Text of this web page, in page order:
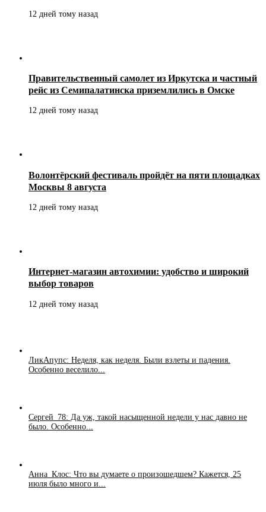
12 дней тому назад
Правительственный самолет из Иркутска и частный
рейс из Семипалатинска приземлились в Омске
12 дней тому назад
Волонтёрский фестиваль пройдёт на пяти площадках
Москвы 8 августа
12 дней тому назад
Интернет-магазин автохимии: удобство и широкий
выбор товаров
12 дней тому назад
ЛикАпупс: Неделя, как неделя. Были взлеты и падения.
Особенно веселило...
Сергей_78: Да уж, такой насыщенной недели у нас давно не
было. Особенно...
Анна_Клос: Что вы думаете о произошедшем? Кажется, 25
июля было много и...